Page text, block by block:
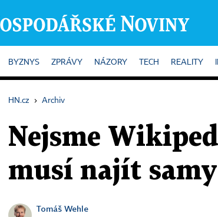
HOME
BYZNYS ZPRÁVY NÁZORY TECH REALITY
HN.cz › Archiv
Nejsme
musí najít samy
Tomáš Wehle